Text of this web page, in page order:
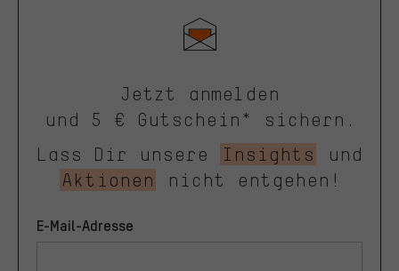
Jetzt anmelden
und 5 € Gutschein* sichern.
Lass Dir unsere
Insights
und
Aktionen
nicht entgehen!
E-Mail-Adresse